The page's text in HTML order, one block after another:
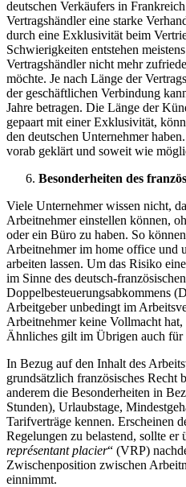
deutschen Verkäufers in
Vertragshändler eine starke
durch eine Exklusivität beim
Schwierigkeiten entstehen
Vertragshändler nicht mehr
möchte. Je nach Länge der
der geschäftlichen Verbindung
Jahre betragen. Die Länge der
gepaart mit einer Exklusivität,
den deutschen Unternehmer
vorab geklärt und soweit wie
Besonderheiten des
Viele Unternehmer wissen nicht,
Arbeitnehmer einstellen können,
oder ein Büro zu haben. So
Arbeitnehmer im home office und
arbeiten lassen. Um das Risiko
im Sinne des deutsch-französischen
Doppelbesteuerungsabkommens
Arbeitgeber unbedingt im
Arbeitnehmer keine Vollmacht hat,
Ähnliches gilt im Übrigen auch für
In Bezug auf den Inhalt des
grundsätzlich französisches Recht
anderem die Besonderheiten in
Stunden), Urlaubstage,
Tarifverträge kennen. Erscheinen
Regelungen zu belastend, sollte er
représentant placier“ (VRP)
Zwischenposition zwischen
einnimmt.